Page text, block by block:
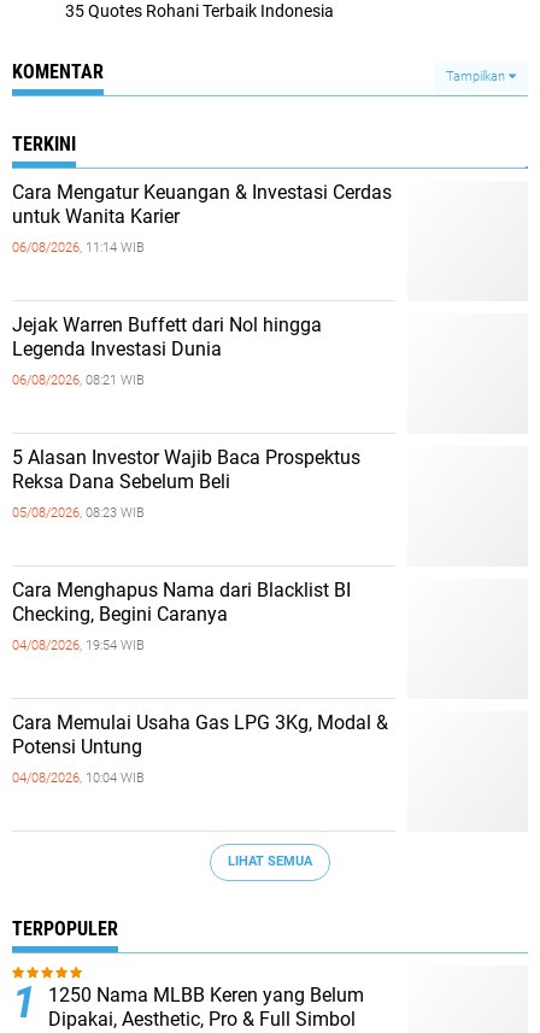
35 Quotes Rohani Terbaik Indonesia
KOMENTAR Tampilkan
TERKINI
Cara Mengatur Keuangan & Investasi Cerdas
untuk Wanita Karier
06/08/2026, 11:14 WIB
Jejak Warren Buffett dari Nol hingga
Legenda Investasi Dunia
06/08/2026, 08:21 WIB
5 Alasan Investor Wajib Baca Prospektus
Reksa Dana Sebelum Beli
05/08/2026, 08:23 WIB
Cara Menghapus Nama dari Blacklist BI
Checking, Begini Caranya
04/08/2026, 19:54 WIB
Cara Memulai Usaha Gas LPG 3Kg, Modal &
Potensi Untung
04/08/2026, 10:04 WIB
LIHAT SEMUA
TERPOPULER
1250 Nama MLBB Keren yang Belum
Dipakai, Aesthetic, Pro & Full Simbol